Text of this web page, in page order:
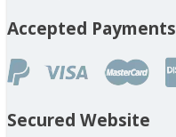
Accepted Payments
Secured Website